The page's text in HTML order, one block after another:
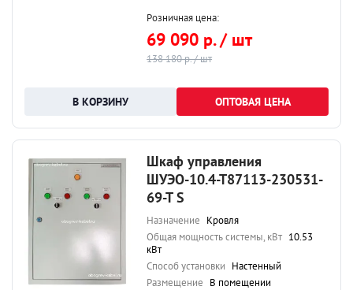
Розничная цена:
69 090 р. / шт
138 180 р. / шт
ОПТОВАЯ ЦЕНА
Шкаф управления
ШУЭО-10.4-Т87113-230531-
69-Т S
Назначение Кровля
Общая мощность системы, кВт 10.53
кВт
Способ установки Настенный
Размещение В помещении